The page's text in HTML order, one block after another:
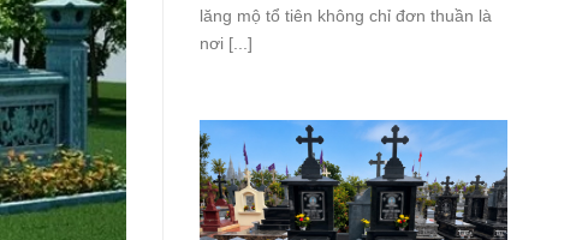
lăng mộ tổ tiên không chỉ đơn thuần là
nơi [...]